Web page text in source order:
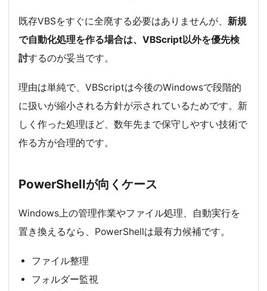
既存VBSをすぐに全廃する必要はありませんが、 新規
で自動化処理を作る場合は、VBScript以外を優先検
討するのが妥当です。
理由は単純で、VBScriptは今後のWindowsで段階的
に扱いが縮小される方針が示されているためです。新
しく作った処理ほど、数年先まで保守しやすい技術で
作る方が合理的です。
PowerShellが向くケース
Windows上の管理作業やファイル処理、自動実行を
置き換えるなら、PowerShellは最有力候補です。
ファイル整理
フォルダー監視